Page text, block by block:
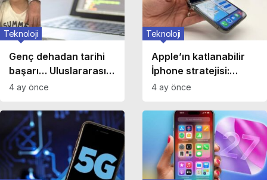
Genç dehadan tarihi
başarı… Uluslararası
Kodlama
imzası: Dünya
üçüncülüğü geldi
Teknoloji
4 ay önce
Apple’ın katlanabilir
İphone stratejisi:
Mühendislik mi, prestij
Teknoloji
4 ay önce